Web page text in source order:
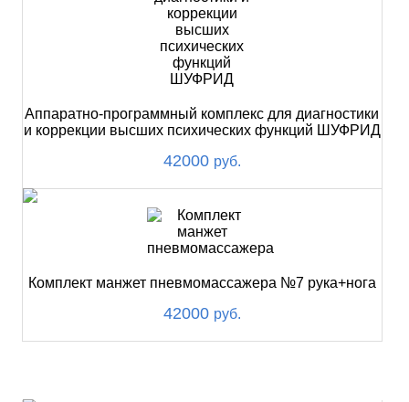
Аппаратно-программный комплекс для диагностики
и коррекции высших психических функций ШУФРИД
42000 руб.
Комплект манжет пневмомассажера №7 рука+нога
42000 руб.